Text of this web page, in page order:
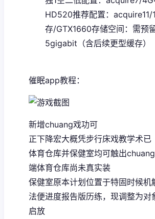
HD520​推荐配置​ ：acquire11/
存/GTX1660​存储空间​ ：需预
5gigabit（含后续更型缓存）
催眠app教程：
新增chuang戏功可
正下降宏大概凭步行床戏教学术已
体育仓库并保健室均可触出
端体育仓库尚未真实装
保健室原本计划位置于特固时候机
法便进度报告版历练，现调整为对
启放